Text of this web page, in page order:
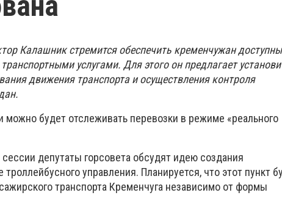
Калашник стремится обеспечить кременчужан
услугами. Для этого он предлагает
движения транспорта и осуществления контроля
будет отслеживать перевозки в режиме «реального
депутаты горсовета обсудят идею создания
троллейбусного управления. Планируется, что этот пункт
транспорта Кременчуга независимо от формы